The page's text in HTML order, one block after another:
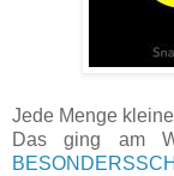
Jede Menge
Das ging am